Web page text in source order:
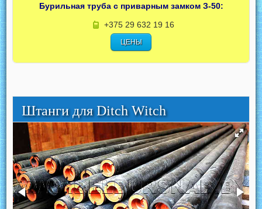
Бурильная труба с приварным замком З-50:
+375 29 632 19 16
ЦЕНЫ
Штанги для Ditch Witch